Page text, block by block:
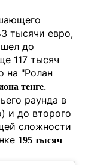
тысячи евро,
до
117 тысяч
на "Ролан
тенге.
раунда в
и до второго
сложности
195 тысяч